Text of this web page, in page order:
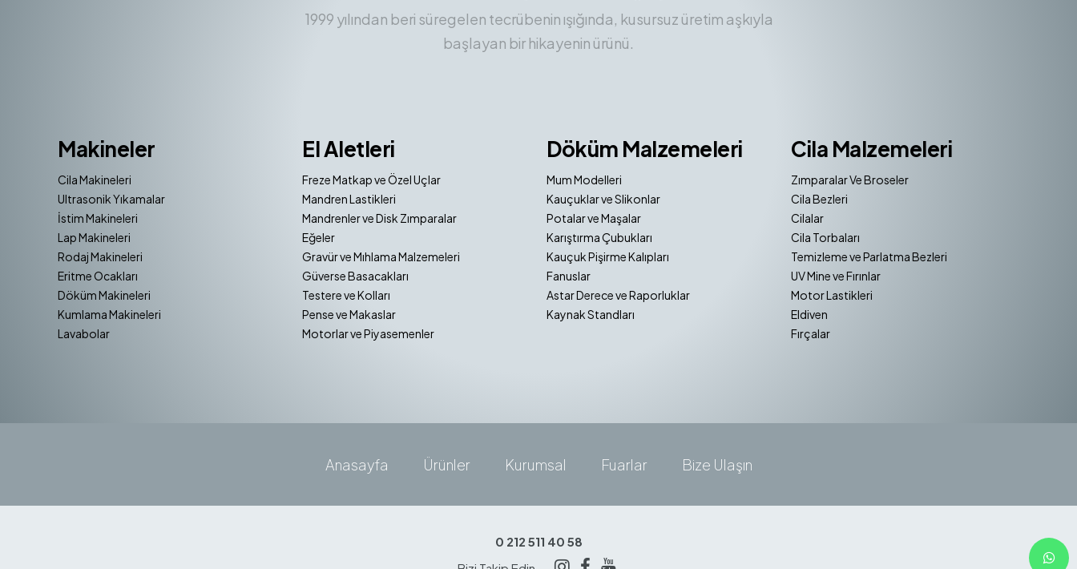
1999 yılından beri süregelen tecrübenin ışığında, kusursuz üretim aşkıyla
başlayan bir hikayenin ürünü.
Makineler
Cila Makineleri
Ultrasonik Yıkamalar
İstim Makineleri
Lap Makineleri
Rodaj Makineleri
Eritme Ocakları
Döküm Makineleri
Kumlama Makineleri
Lavabolar
El Aletleri
Freze Matkap ve Özel Uçlar
Mandren Lastikleri
Mandrenler ve Disk Zımparalar
Eğeler
Gravür ve Mıhlama Malzemeleri
Güverse Basacakları
Testere ve Kolları
Pense ve Makaslar
Motorlar ve Piyasemenler
Döküm Malzemeleri
Mum Modelleri
Kauçuklar ve Slikonlar
Potalar ve Maşalar
Karıştırma Çubukları
Kauçuk Pişirme Kalıpları
Fanuslar
Astar Derece ve Raporluklar
Kaynak Standları
Cila Malzemeleri
Zımparalar Ve Broseler
Cila Bezleri
Cilalar
Cila Torbaları
Temizleme ve Parlatma Bezleri
UV Mine ve Fırınlar
Motor Lastikleri
Eldiven
Fırçalar
Anasayfa Ürünler Kurumsal Fuarlar Bize Ulaşın
0 212 511 40 58